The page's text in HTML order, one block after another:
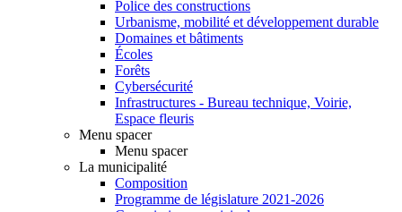
Police des constructions
Urbanisme, mobilité et développement durable
Domaines et bâtiments
Écoles
Forêts
Cybersécurité
Infrastructures - Bureau technique, Voirie,
Espace fleuris
Menu spacer
Menu spacer
La municipalité
Composition
Programme de législature 2021-2026